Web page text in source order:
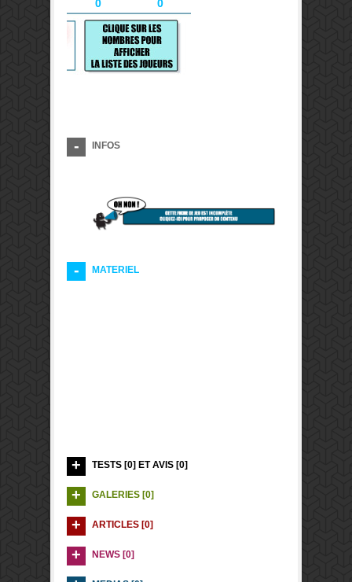
0 0
INFOS
MATERIEL
TESTS [0] ET AVIS [0]
GALERIES [0]
ARTICLES [0]
NEWS [0]